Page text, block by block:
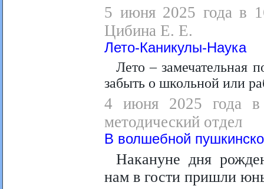
5 июня 2025 года в
Цибина Е. Е.
Лето-Каникулы-Наука
Лето – замечательная
забыть о школьной или
4 июня 2025 года в
методический отдел
В волшебной
Накануне дня
нам в гости пришли